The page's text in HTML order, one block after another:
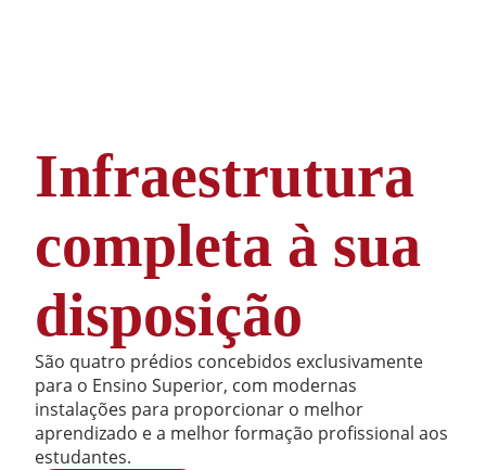
Infraestrutura
completa à sua
disposição
São quatro prédios concebidos exclusivamente
para o Ensino Superior, com modernas
instalações para proporcionar o melhor
aprendizado e a melhor formação profissional aos
estudantes.